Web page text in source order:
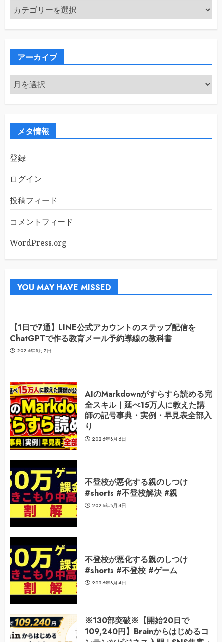
カ
テ
ゴ
アーカイブ
ア
ー
カ
メタ情報
登録
ログイン
投稿フィード
コメントフィード
WordPress.org
YOU MAY HAVE MISSED
【1日で7通】LINE公式アカウントのステップ配信を
ChatGPTで作る教育メール予約導線の教科書
2026年8月7日
AIのMarkdownがすらすら読める完
全スキル｜延べ15万人に教えた講
師の記号事典・実例・早見表全部入
り
2026年8月6日
不登校が悪化する親のしつけ
#shorts #不登校解決 #親
2026年8月4日
不登校が悪化する親のしつけ
#shorts #不登校 #ゲーム
2026年8月4日
※130部突破※【開始20日で
109,240円】Brainからはじめるコ